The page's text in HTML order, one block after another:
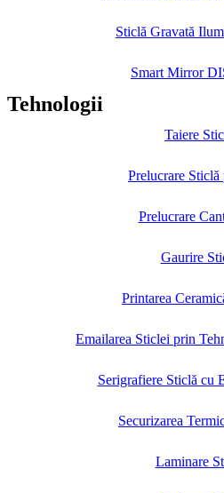
Sticlă Gravată
Smart Mirror
Tehnologii
Taiere
Prelucrare
Prelucrare
Gaurire
Printarea
Emailarea Sticlei prin
Serigrafiere Sticlă cu
Securizarea
Laminare